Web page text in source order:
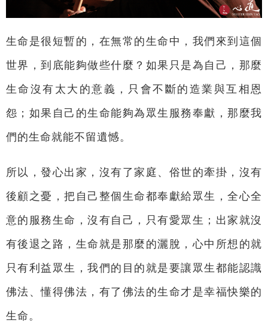
生命是很短暫的，在無常的生命中，我們來到這個
世界，到底能夠做些什麼？如果只是為自己，那麼
生命沒有太大的意義，只會不斷的造業與互相恩
怨；如果自己的生命能夠為眾生服務奉獻，那麼我
們的生命就能不留遺憾。
所以，發心出家，沒有了家庭、俗世的牽掛，沒有
後顧之憂，把自己整個生命都奉獻給眾生，全心全
意的服務生命，沒有自己，只有愛眾生；出家就沒
有後退之路，生命就是那麼的灑脫，心中所想的就
只有利益眾生，我們的目的就是要讓眾生都能認識
佛法、懂得佛法，有了佛法的生命才是幸福快樂的
生命。